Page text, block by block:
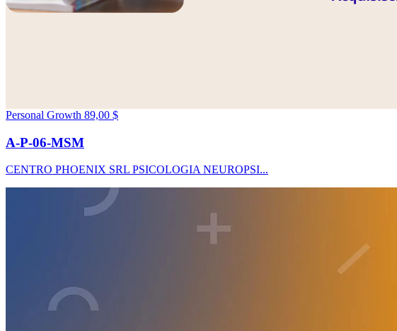
Personal Growth 89,00 $
A-P-06-MSM
CENTRO PHOENIX SRL PSICOLOGIA NEUROPSI...